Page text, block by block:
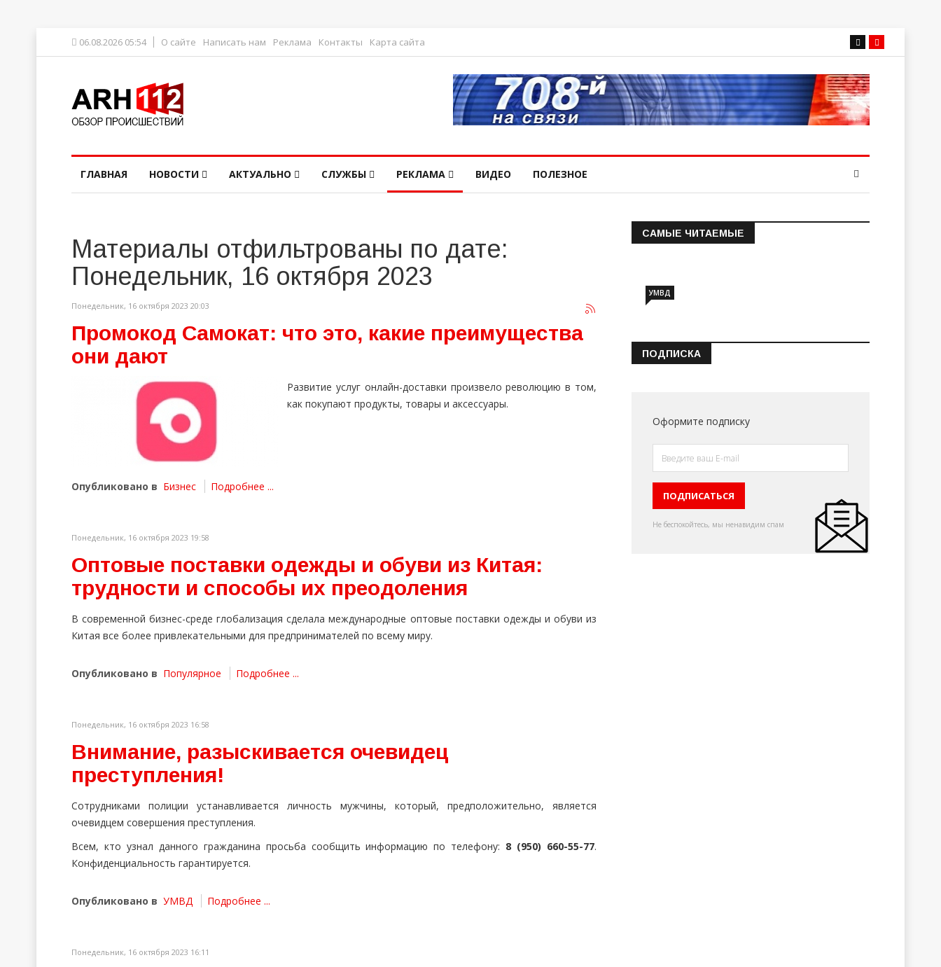
06.08.2026 05:54 О сайте Написать нам Реклама Контакты Карта сайта
ГЛАВНАЯ НОВОСТИ АКТУАЛЬНО СЛУЖБЫ РЕКЛАМА ВИДЕО ПОЛЕЗНОЕ
Материалы отфильтрованы по дате:
Понедельник, 16 октября 2023
Понедельник, 16 октября 2023 20:03
Промокод Самокат: что это, какие преимущества
они дают
Развитие услуг онлайн-доставки произвело революцию в том,
как покупают продукты, товары и аксессуары.
Опубликовано в Бизнес Подробнее ...
Понедельник, 16 октября 2023 19:58
Оптовые поставки одежды и обуви из Китая:
трудности и способы их преодоления
В современной бизнес-среде глобализация сделала международные оптовые поставки одежды и обуви из
Китая все более привлекательными для предпринимателей по всему миру.
Опубликовано в Популярное Подробнее ...
Понедельник, 16 октября 2023 16:58
Внимание, разыскивается очевидец
преступления!
Сотрудниками полиции устанавливается личность мужчины, который, предположительно, является
очевидцем совершения преступления.
Всем, кто узнал данного гражданина просьба сообщить информацию по телефону: 8 (950) 660-55-77.
Конфиденциальность гарантируется.
Опубликовано в УМВД Подробнее ...
Понедельник, 16 октября 2023 16:11
САМЫЕ ЧИТАЕМЫЕ
Информация о состоянии
УМВД
ПОДПИСКА
Оформите подписку
Не беспокойтесь, мы ненавидим спам